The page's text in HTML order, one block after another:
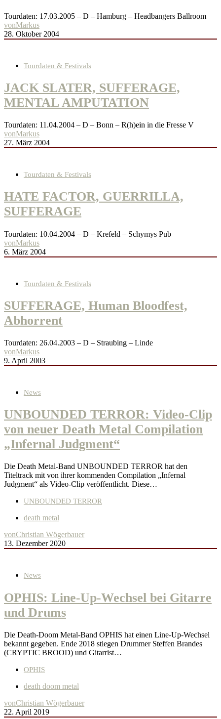
Tourdaten: 17.03.2005 – D – Hamburg – Headbangers Ballroom
vonMarkus
28. Oktober 2004
Tourdaten & Festivals
JACK SLATER, SUFFERAGE,
MENTAL AMPUTATION
Tourdaten: 11.04.2004 – D – Bonn – R(h)ein in die Fresse V
vonMarkus
27. März 2004
Tourdaten & Festivals
HATE FACTOR, GUERRILLA,
SUFFERAGE
Tourdaten: 10.04.2004 – D – Krefeld – Schymys Pub
vonMarkus
6. März 2004
Tourdaten & Festivals
SUFFERAGE, Human Bloodfest,
Abhorrent
Tourdaten: 26.04.2003 – D – Straubing – Linde
vonMarkus
9. April 2003
News
UNBOUNDED TERROR: Video-Clip
von neuer Death Metal Compilation
„Infernal Judgment“
Die Death Metal-Band UNBOUNDED TERROR hat den
Titeltrack mit von ihrer kommenden Compilation „Infernal
Judgment“ als Video-Clip veröffentlicht. Diese…
UNBOUNDED TERROR
death metal
vonChristian Wögerbauer
13. Dezember 2020
News
OPHIS: Line-Up-Wechsel bei Gitarre
und Drums
Die Death-Doom Metal-Band OPHIS hat einen Line-Up-Wechsel
bekannt gegeben. Ende 2018 stiegen Drummer Steffen Brandes
(CRYPTIC BROOD) und Gitarrist…
OPHIS
death doom metal
vonChristian Wögerbauer
22. April 2019